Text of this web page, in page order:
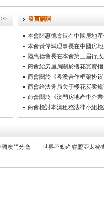
發言講詞
本會陸惠德會長在中國房地產
本會黃偉斌理事長在中國房地
陸惠德會長在本會第三屆行政
商會給房屋局關於樓花買賣
商會關於《粤澳合作框架协议
商會给法务局关于楼花买卖规
商會關於《澳門房地產中介業
商會檢討本澳租務法律小組
澳門分會 世界不動產聯盟亞太秘